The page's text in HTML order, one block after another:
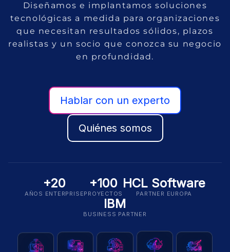
Diseñamos e implantamos soluciones
tecnológicas a medida para organizaciones
que necesitan resultados sólidos, plazos
realistas y un socio que conozca su negocio
en profundidad.
Hablar con un experto
Quiénes somos
+20
AÑOS ENTERPRISE
+100
PROYECTOS
HCL Software
PARTNER EUROPA
IBM
BUSINESS PARTNER